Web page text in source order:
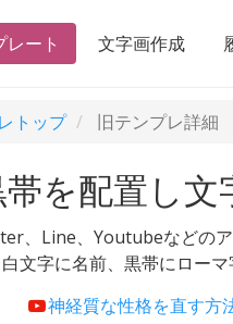
レート 文字画作成
トップ 旧テンプレ詳細
帯を配置し
、Line、Youtubeなどのア
白文字に名前、黒帯にローマ
神経質な性格を直す方